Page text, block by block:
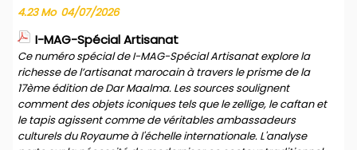
4.23 Mo 04/07/2026
I-MAG-Spécial Artisanat
Ce numéro spécial de I-MAG-Spécial Artisanat explore la
richesse de l’artisanat marocain à travers le prisme de la
17ème édition de Dar Maalma. Les sources soulignent
comment des objets iconiques tels que le zellige, le caftan et
le tapis agissent comme de véritables ambassadeurs
culturels du Royaume à l'échelle internationale. L'analyse